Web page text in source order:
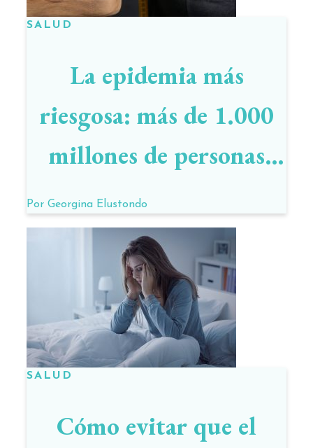
SALUD
La epidemia más
riesgosa: más de 1.000
millones de personas
viven con obesidad en el
mundo
Por Georgina Elustondo
SALUD
Cómo evitar que el